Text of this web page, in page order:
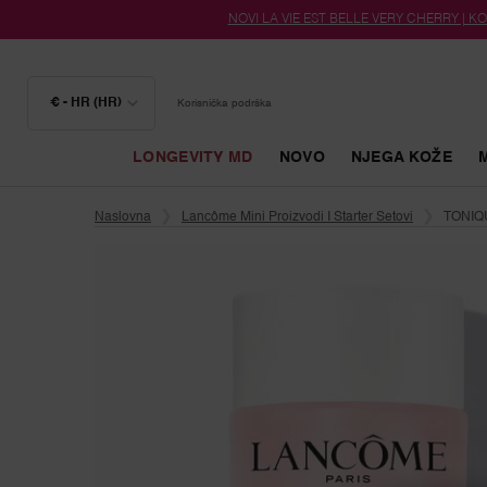
NOVI LA VIE EST BELLE VERY CHERRY |
€ - HR (HR) Korisnička podrška
LONGEVITY MD NOVO NJEGA KOŽE
Naslovna
Lancôme Mini Proizvodi I Starter Setovi